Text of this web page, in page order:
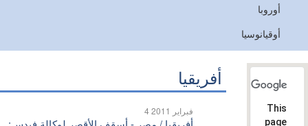
أوروبا
أوقيانوسيا
أفريقيا
4 فبراير 2011
This
page